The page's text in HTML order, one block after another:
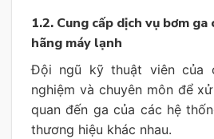
1.2. Cung cấp dịch vụ bơm ga
hãng máy lạnh
Đội ngũ kỹ thuật viên của
nghiệm và chuyên môn để
quan đến ga của các hệ
thương hiệu khác nhau.